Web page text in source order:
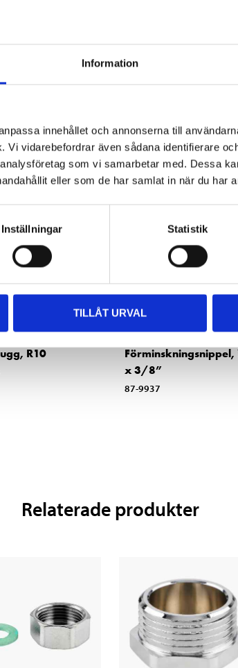
Information
innehållet och annonserna till
vidarebefordrar även sådana identifierare
som vi samarbetar med. Dessa
eller som de har samlat in när du har
Inställningar Statistik
TILLÅT URVAL
Andra kunder köpte också
R10
2290
x 3/8”
87-9937
Relaterade produkter